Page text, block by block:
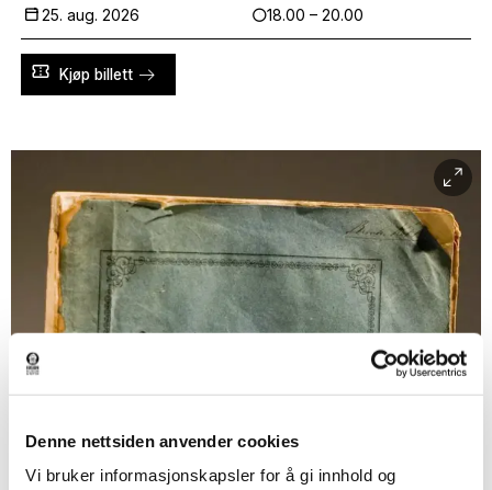
Denne nettsiden anvender cookies
Vi bruker informasjonskapsler for å gi innhold og
25. aug. 2026
18.00 – 20.00
Kjøp billett